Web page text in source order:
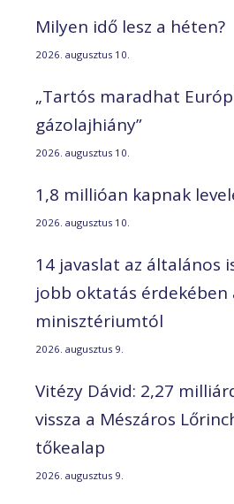
Milyen idő lesz a héten?
2026. augusztus 10.
„Tartós maradhat
gázolajhiány”
2026. augusztus 10.
1,8 millióan kapnak
2026. augusztus 10.
14 javaslat az általános
jobb oktatás érdekében
minisztériumtól
2026. augusztus 9.
Vitézy Dávid: 2,27
vissza a Mészáros
tőkealap
2026. augusztus 9.